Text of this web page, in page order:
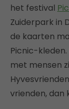
het festival
Zuiderpark in
de kaarten
Picnic-
met mensen
vrienden, dan